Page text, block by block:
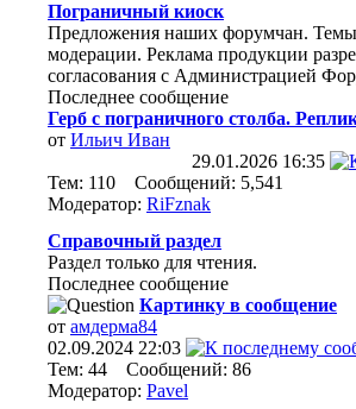
Пограничный киоск
Предложения наших форумчан. Темы
модерации. Реклама продукции
согласования с Администрацией
Последнее сообщение
Герб с пограничного столба.
от Ильич Иван
29.01.2026 16:35
Тем: 110 Сообщений: 5,541
Модератор: RiFznak
Справочный раздел
Раздел только для чтения.
Последнее сообщение
Картинку в сообщение
от амдерма84
02.09.2024 22:03
Тем: 44 Сообщений: 86
Модератор: Pavel